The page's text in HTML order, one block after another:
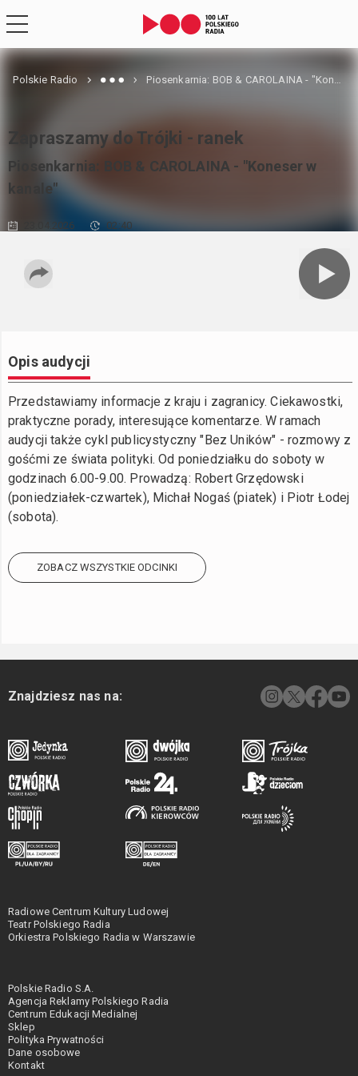
Polskie Radio Piosenkarnia: BOB & CAROLAINA - "Koneser w kanale"
Zapraszamy do Trójki - ranek
Piosenkarnia: BOB & CAROLAINA - "Koneser w
kanale"
23.04.2026 02:40
Opis audycji
Przedstawiamy informacje z kraju i zagranicy. Ciekawostki,
praktyczne porady, interesujące komentarze. W ramach
audycji także cykl publicystyczny "Bez Uników" - rozmowy z
gośćmi ze świata polityki. Od poniedziałku do soboty w
godzinach 6.00-9.00. Prowadzą: Robert Grzędowski
(poniedziałek-czwartek), Michał Nogaś (piatek) i Piotr Łodej
(sobota).
ZOBACZ WSZYSTKIE ODCINKI
Znajdziesz nas na:
Radiowe Centrum Kultury Ludowej
Teatr Polskiego Radia
Orkiestra Polskiego Radia w Warszawie
Polskie Radio S.A.
Agencja Reklamy Polskiego Radia
Centrum Edukacji Medialnej
Sklep
Polityka Prywatności
Dane osobowe
Kontakt